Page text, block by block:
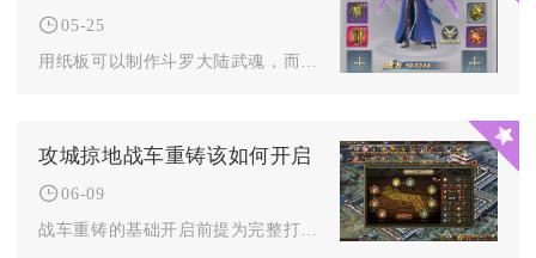
05-25
攻城掠地战车重铸该如何开启
06-09